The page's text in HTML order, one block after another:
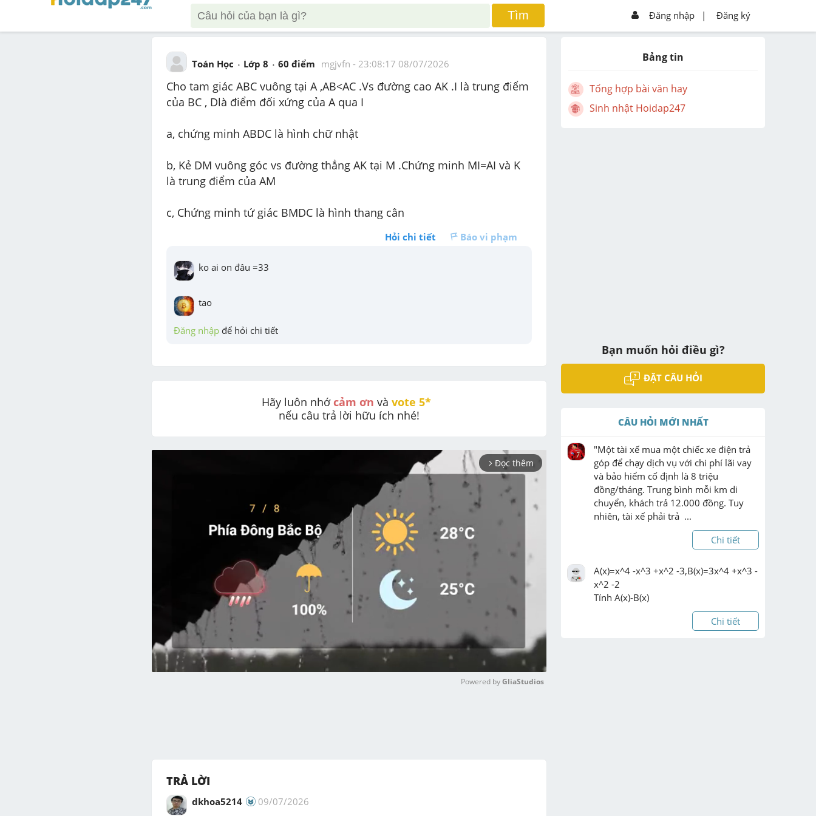
Tìm Đăng nhập | Đăng ký
Toán Học Lớp 8 60 điểm mgjvfn - 23:08:17 08/07/2026
Cho tam giác ABC vuông tại A ,AB<AC .Vs đường cao AK .I là trung điểm
của BC , Dlà điểm đối xứng của A qua I
a, chứng minh ABDC là hình chữ nhật
b, Kẻ DM vuông góc vs đường thẳng AK tại M .Chứng minh MI=AI và K
là trung điểm của AM
c, Chứng minh tứ giác BMDC là hình thang cân
Hỏi chi tiết Báo vi phạm
ko ai on đâu =33
tao
Đăng nhập để hỏi chi tiết
Hãy luôn nhớ cảm ơn và vote 5*
nếu câu trả lời hữu ích nhé!
arrow_forward_ios Đọc thêm
Powered by GliaStudios
TRẢ LỜI
dkhoa5214 09/07/2026
Bảng tin
Tổng hợp bài văn hay
Sinh nhật Hoidap247
Bạn muốn hỏi điều gì?
ĐẶT CÂU HỎI
CÂU HỎI MỚI NHẤT
"Một tài xế mua một chiếc xe điện trả
góp để chạy dịch vụ với chi phí lãi vay
và bảo hiểm cố định là 8 triệu
đồng/tháng. Trung bình mỗi km di
chuyển, khách trả 12.000 đồng. Tuy
nhiên, tài xế phải trả  ...
Chi tiết
A(x)=x^4 -x^3 +x^2 -3,B(x)=3x^4 +x^3 -
x^2 -2
Tính A(x)-B(x)
Chi tiết